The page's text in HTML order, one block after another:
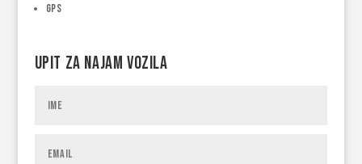
GPS
Upit za najam vozila